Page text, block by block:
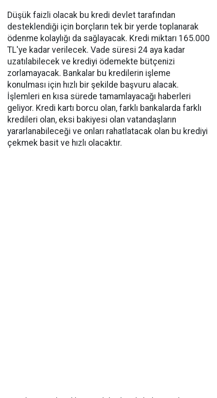
Düşük faizli olacak bu kredi devlet tarafından
desteklendiği için borçların tek bir yerde toplanarak
ödenme kolaylığı da sağlayacak. Kredi miktarı 165.000
TL'ye kadar verilecek. Vade süresi 24 aya kadar
uzatılabilecek ve krediyi ödemekte bütçenizi
zorlamayacak. Bankalar bu kredilerin işleme
konulması için hızlı bir şekilde başvuru alacak.
İşlemleri en kısa sürede tamamlayacağı haberleri
geliyor. Kredi kartı borcu olan, farklı bankalarda farklı
kredileri olan, eksi bakiyesi olan vatandaşların
yararlanabileceği ve onları rahatlatacak olan bu krediyi
çekmek basit ve hızlı olacaktır.